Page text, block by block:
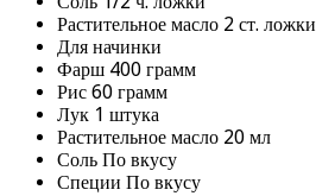
Растительное масло 2 ст. ложки
Для начинки
Фарш 400 грамм
Рис 60 грамм
Лук 1 штука
Растительное масло 20 мл
Соль По вкусу
Специи По вкусу